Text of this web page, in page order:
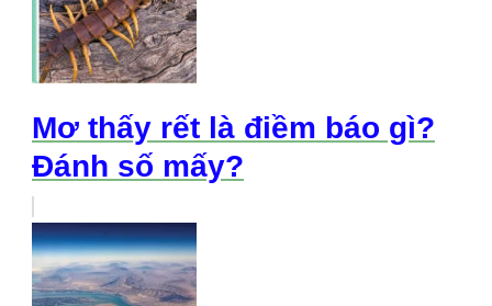
Mơ thấy rết là điềm báo gì?
Đánh số mấy?